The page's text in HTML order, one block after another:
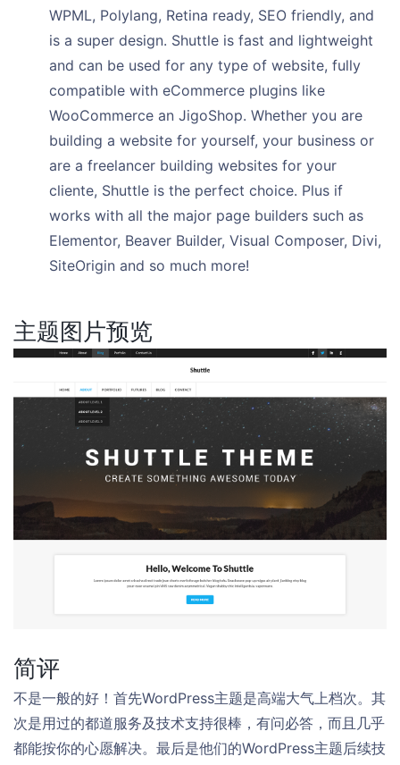
WPML, Polylang, Retina ready, SEO friendly, and
is a super design. Shuttle is fast and lightweight
and can be used for any type of website, fully
compatible with eCommerce plugins like
WooCommerce an JigoShop. Whether you are
building a website for yourself, your business or
are a freelancer building websites for your
cliente, Shuttle is the perfect choice. Plus if
works with all the major page builders such as
Elementor, Beaver Builder, Visual Composer, Divi,
SiteOrigin and so much more!
主题图片预览
简评
不是一般的好！首先WordPress主题是高端大气上档次。其
次是用过的都道服务及技术支持很棒，有问必答，而且几乎
都能按你的心愿解决。最后是他们的WordPress主题后续技